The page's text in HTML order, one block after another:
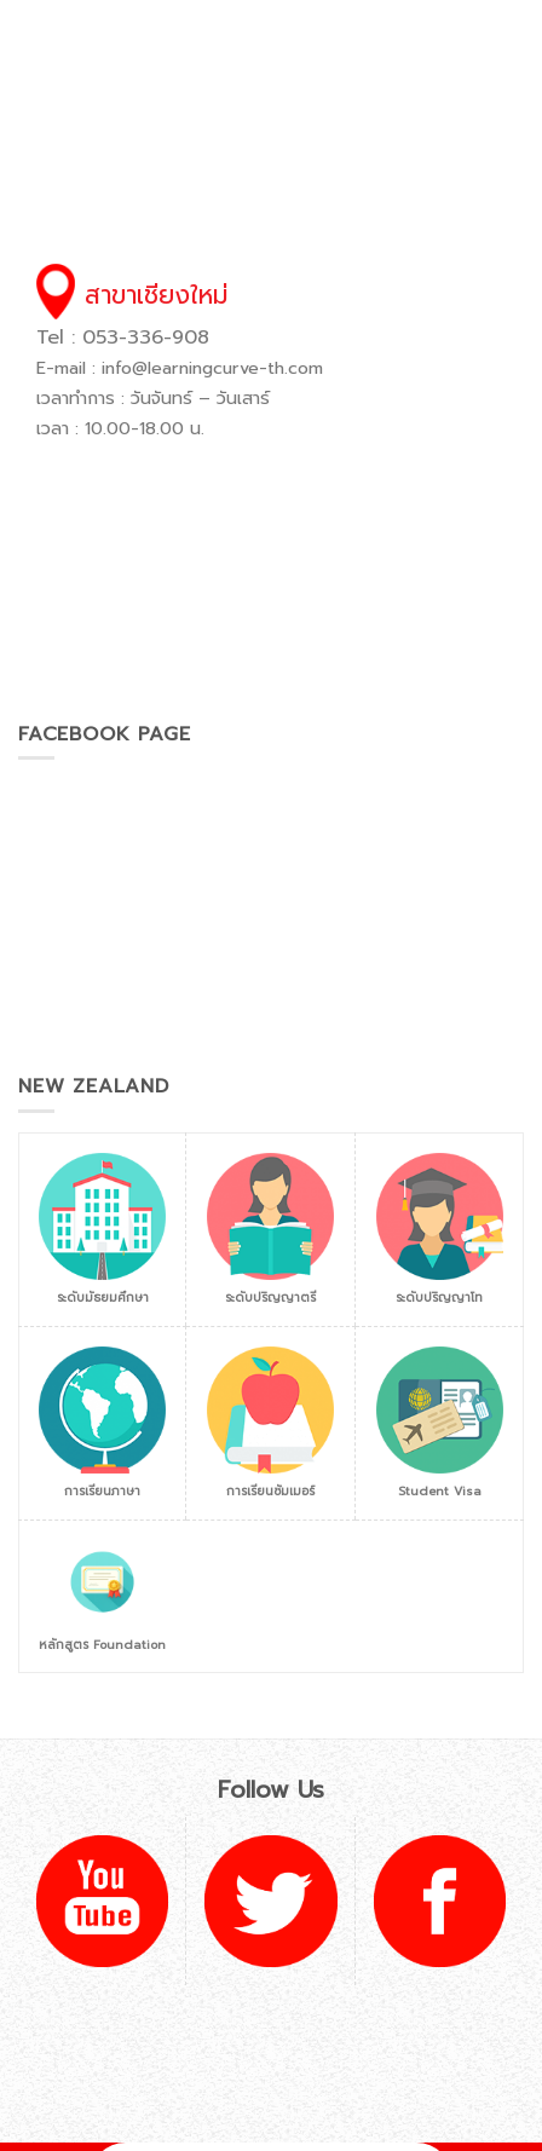
สาขาเชียงใหม่
Tel : 053-336-908
E-mail : info@learningcurve-th.com
เวลาทำการ : วันจันทร์ – วันเสาร์
เวลา : 10.00-18.00 น.
FACEBOOK PAGE
NEW ZEALAND
ระดับมัธยมศึกษา ระดับปริญญาตรี ระดับปริญญาโท
การเรียนภาษา การเรียนซัมเมอร์ Student Visa
หลักสูตร Foundation
Follow Us